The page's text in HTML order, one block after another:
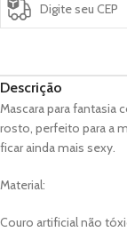
Descrição
Mascara para
rosto, perfeito para a
ficar ainda mais sexy.
Material:
Couro artificial não